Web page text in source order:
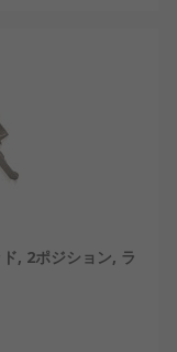
, 2ポジション, ラ